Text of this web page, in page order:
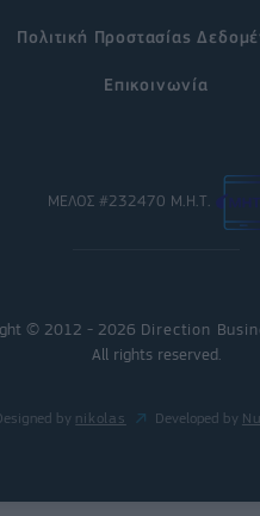
Πολιτική Προστασίας
Επικοινωνία
ΜΕΛΟΣ #232470 Μ.Η.Τ.
© 2012 - 2026 Direction
All rights reserved.
by nikolas Developed by